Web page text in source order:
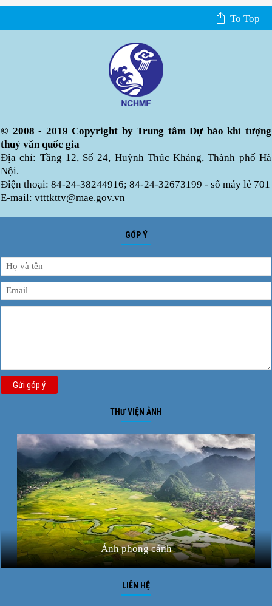
To Top
© 2008 - 2019 Copyright by Trung tâm Dự báo khí tượng
thuỷ văn quốc gia
Địa chỉ: Tầng 12, Số 24, Huỳnh Thúc Kháng, Thành phố Hà
Nội.
Điện thoại: 84-24-38244916; 84-24-32673199 - số máy lẻ 701
E-mail: vtttkttv@mae.gov.vn
GÓP Ý
Gửi góp ý
THƯ VIỆN ẢNH
Ảnh phong cảnh
LIÊN HỆ